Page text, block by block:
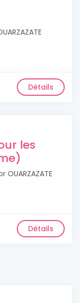
Détails
les
OUARZAZATE
Détails